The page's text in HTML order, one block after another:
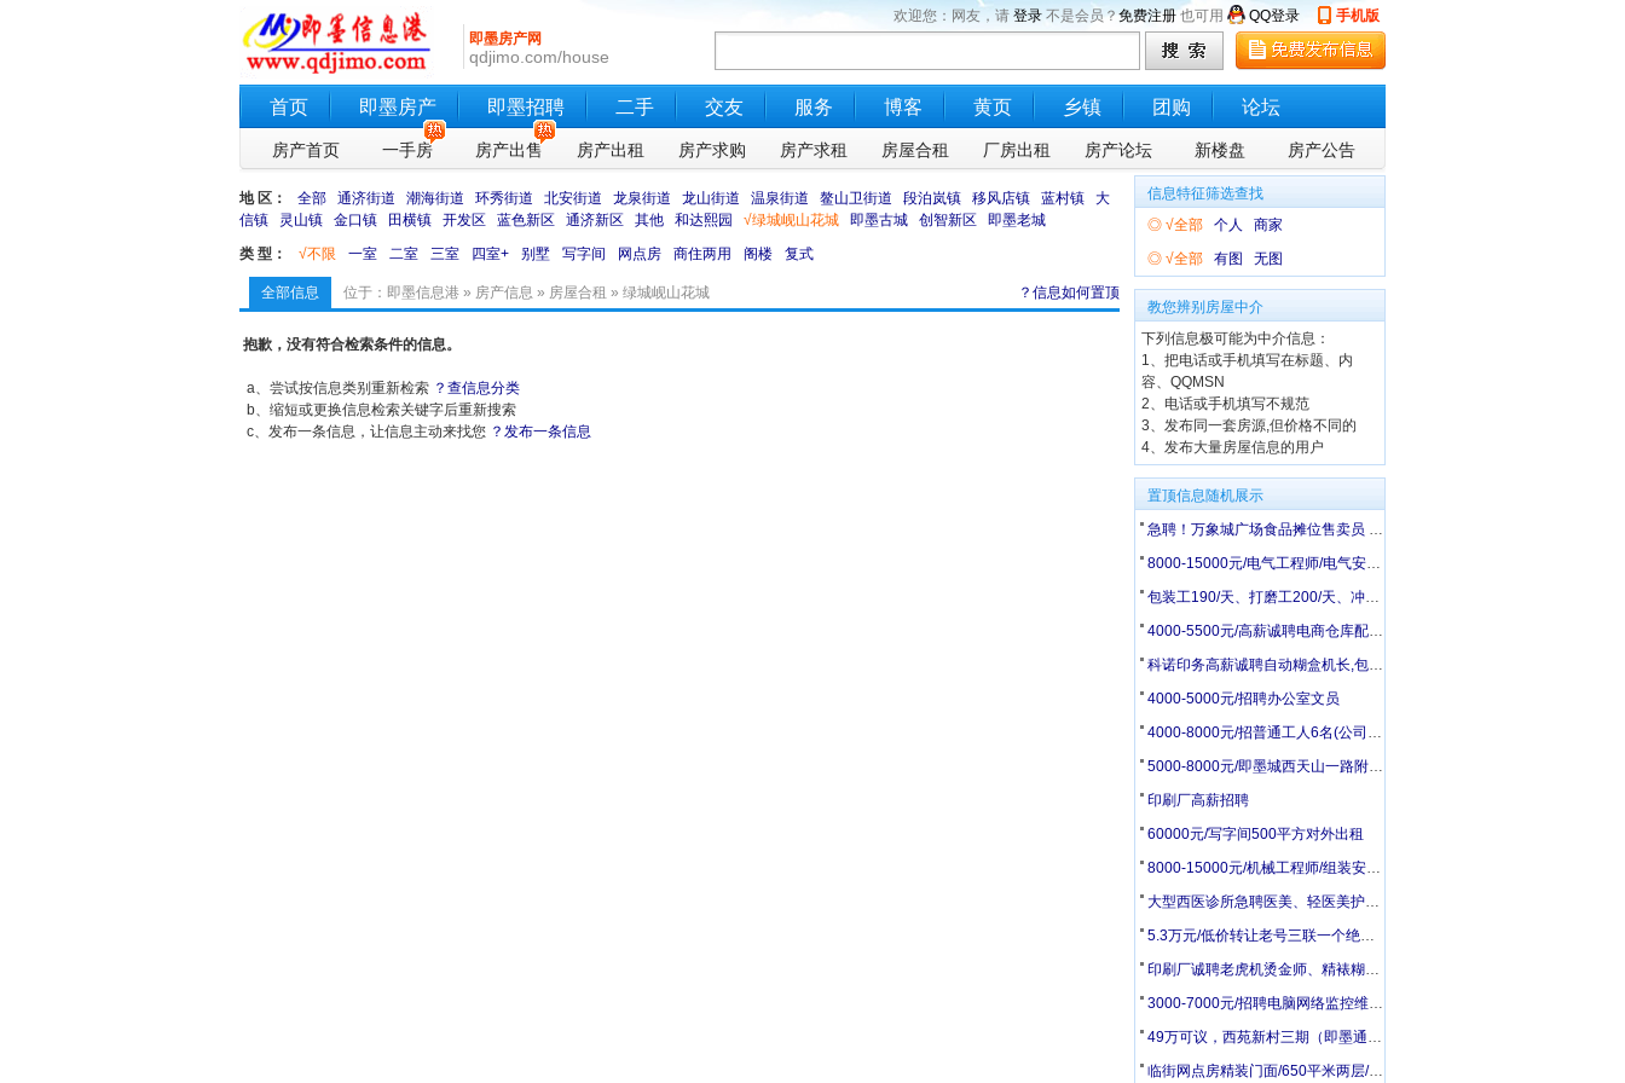
即墨房产网
qdjimo.com/house
欢迎您：网友，请 登录 不是会员？免费注册 也可用 QQ登录 手机版
首页 即墨房产 即墨招聘 二手 交友 服务 博客 黄页 乡镇 团购 论坛
房产首页 一手房 房产出售 房产出租 房产求购 房产求租 房屋合租 厂房出租 房产论坛 新楼盘 房产公告
地 区： 全部 通济街道 潮海街道 环秀街道 北安街道 龙泉街道 龙山街道 温泉街道 鳌山卫街道 段泊岚镇 移风店镇 蓝村镇
大
信镇
灵山镇 金口镇 田横镇 开发区 蓝色新区 通济新区 其他 和达熙园 √绿城岘山花城 即墨古城 创智新区
即墨老城
类 型：
√不限 一室 二室 三室 四室+ 别墅 写字间 网点房 商住两用 阁楼 复式
全部信息 位于： 即墨信息港 » 房产信息 » 房屋合租 » 绿城岘山花城 ？信息如何置顶
抱歉，没有符合检索条件的信息。
a、尝试按信息类别重新检索 ？查信息分类
b、缩短或更换信息检索关键字后重新搜索
c、发布一条信息，让信息主动来找您 ？发布一条信息
信息特征筛选查找
◎ √全部 个人
商家
◎ √全部 有图 无图
教您辨别房屋中介
下列信息极可能为中介信息：
1、把电话或手机填写在标题、内
容、QQMSN
2、电话或手机填写不规范
3、发布同一套房源,但价格不同的
4、发布大量房屋信息的用户
置顶信息随机展示
急聘！万象城广场食品摊位售卖员 5500-6000 + 车补
8000-15000元/电气工程师/电气安装工/电工配盘工
包装工190/天、打磨工200/天、冲床、压力机操作240/天
4000-5500元/高薪诚聘电商仓库配货打包3人
科诺印务高薪诚聘自动糊盒机长,包装检品工,胶印机副工,模切工,统计
4000-5000元/招聘办公室文员
4000-8000元/招普通工人6名(公司在28中附近)
5000-8000元/即墨城西天山一路附近招聘司机2名
印刷厂高薪招聘
60000元/写字间500平方对外出租
8000-15000元/机械工程师/组装安装工/钳工/电焊钣金工
大型西医诊所急聘医美、轻医美护士（有经验优先）
5.3万元/低价转让老号三联一个绝对好号
印刷厂诚聘老虎机烫金师、精裱糊盒调度、机刀工、男女普工
3000-7000元/招聘电脑网络监控维修员
49万可议，西苑新村三期（即墨通济）黄金楼层83.17平 出售
临街网点房精装门面/650平米两层/大同街与振华街交界处(原新世界大厦路口处)